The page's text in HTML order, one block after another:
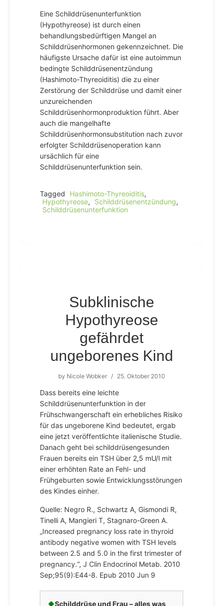
Eine Schilddrüsenunterfunktion
(Hypothyreose) ist durch einen
behandlungsbedürftigen Mangel an
Schilddrüsenhormonen gekennzeichnet. Die
häufigste Ursache dafür ist eine autoimmun
bedingte Schilddrüsenentzündung
(Hashimoto-Thyreoiditis) die zu einer
Zerstörung der Schilddrüse und damit einer
unzureichenden
Schilddrüsenhormonproduktion führt. Aber
auch die mangelhafte
Schilddrüsenhormonsubstitution nach zuvor
erfolgter Schilddrüsenoperation kann
ursächlich für eine
Schilddrüsenunterfunktion sein.
Tagged Hashimoto-Thyreoiditis,
Hypothyreose, Schilddrüsenentzündung,
Schilddrüsenunterfunktion
Subklinische
Hypothyreose
gefährdet
ungeborenes Kind
by Nicole Wobker / 25. Oktober 2010
Dass bereits eine leichte
Schilddrüsenunterfunktion in der
Frühschwangerschaft ein erhebliches Risiko
für das ungeborene Kind bedeutet, ergab
eine jetzt veröffentlichte italienische Studie.
Danach geht bei schilddrüsengesunden
Frauen bereits ein TSH über 2,5 mU/l mit
einer erhöhten Rate an Fehl- und
Frühgeburten sowie Entwicklungsstörungen
des Kindes einher.
Quelle: Negro R., Schwartz A, Gismondi R,
Tinelli A, Mangieri T, Stagnaro-Green A.
„Increased pregnancy loss rate in thyroid
antibody negative women with TSH levels
between 2.5 and 5.0 in the first trimester of
pregnancy.“, J Clin Endocrinol Metab. 2010
Sep;95(9):E44-8. Epub 2010 Jun 9
🍀Schilddrüse und Frau – alles was